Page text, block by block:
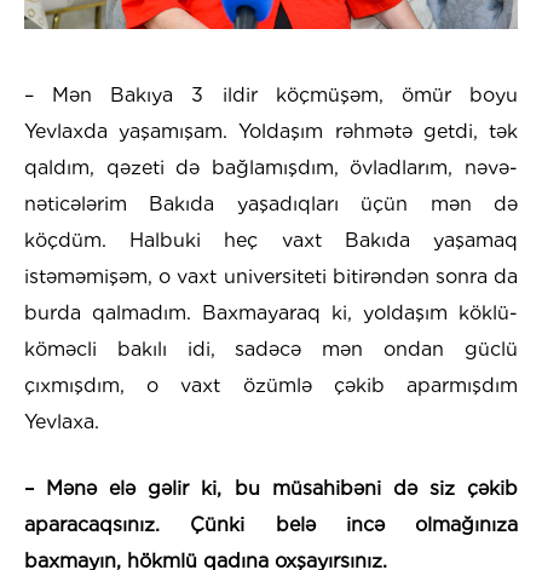
– Mən Bakıya 3 ildir köçmüşəm, ömür boyu
Yevlaxda yaşamışam. Yoldaşım rəhmətə getdi, tək
qaldım, qəzeti də bağlamışdım, övladlarım, nəvə-
nəticələrim Bakıda yaşadıqları üçün mən də
köçdüm. Halbuki heç vaxt Bakıda yaşamaq
istəməmişəm, o vaxt universiteti bitirəndən sonra da
burda qalmadım. Baxmayaraq ki, yoldaşım köklü-
köməcli bakılı idi, sadəcə mən ondan güclü
çıxmışdım, o vaxt özümlə çəkib aparmışdım
Yevlaxa.
– Mənə elə gəlir ki, bu müsahibəni də siz çəkib
aparacaqsınız. Çünki belə incə olmağınıza
baxmayın, hökmlü qadına oxşayırsınız.